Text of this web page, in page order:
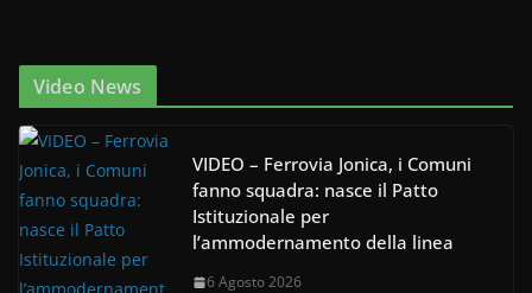
Video News
VIDEO – Ferrovia Jonica, i Comuni
fanno squadra: nasce il Patto
Istituzionale per
l’ammodernamento della linea
6 Agosto 2026